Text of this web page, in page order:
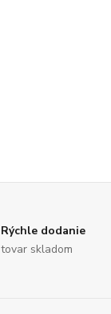
Rýchle dodanie
tovar skladom